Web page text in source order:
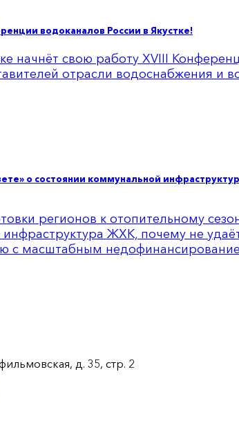
водоканалов России в Якустке!
начнёт свою работу XVIII
отрасли водоснабжения и
о состоянии коммунальной
регионов к отопительному
инфраструктура ЖХК, почему не
с масштабным
д. 35, стр. 2